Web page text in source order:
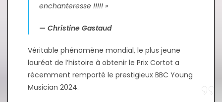
enchanteresse !!!!! »
— Christine Gastaud
Véritable phénomène mondial, le plus jeune
lauréat de l’histoire à obtenir le Prix Cortot a
récemment remporté le prestigieux BBC Young
Musician 2024.